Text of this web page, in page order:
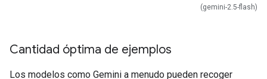
(gemini-2.5-flash)
Cantidad óptima de ejemplos
Los modelos como Gemini a menudo pueden recoger